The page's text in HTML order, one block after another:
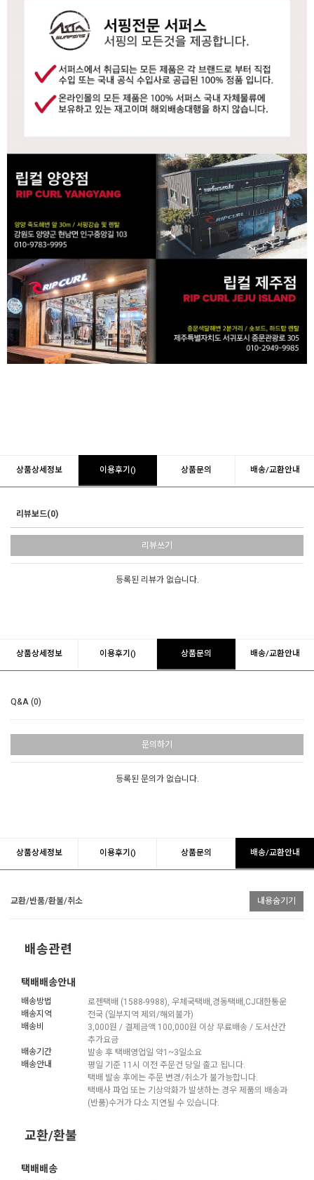
상품상세정보 이용후기() 상품문의 배송/교환안내
리뷰보드(0)
리뷰쓰기
등록된 리뷰가 없습니다.
상품상세정보 이용후기() 상품문의 배송/교환안내
Q&A (0)
문의하기
등록된 문의가 없습니다.
상품상세정보 이용후기() 상품문의 배송/교환안내
교환/반품/환불/취소 내용숨기기
배송관련
택배배송안내
배송방법
로젠택배 (1588-9988), 우체국택배,경동택배,CJ대한통운
배송지역
전국 (일부지역 제외/해외불가)
배송비
3,000원 / 결제금액 100,000원 이상 무료배송 / 도서산간
추가요금
배송기간
발송 후 택배영업일 약1~3일소요
배송안내
평일 기준 11시 이전 주문건 당일 출고 됩니다.
택배 발송 후에는 주문 변경/취소가 불가능합니다.
택배사 파업 또는 기상악화가 발생하는 경우 제품의 배송과
(반품)수거가 다소 지연될 수 있습니다.
교환/환불
택배배송